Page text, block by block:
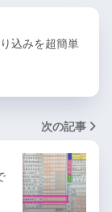
込みを超簡単
次の記事